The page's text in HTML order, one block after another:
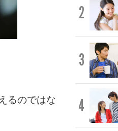
るのではな
2
3
4